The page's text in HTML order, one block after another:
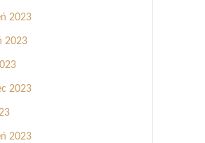
2023
2023
2023
2023